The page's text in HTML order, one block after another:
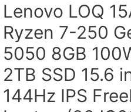
Lenovo LOQ
Ryzen 7-250
5050 8GB
2TB SSD 15.6
144Hz IPS